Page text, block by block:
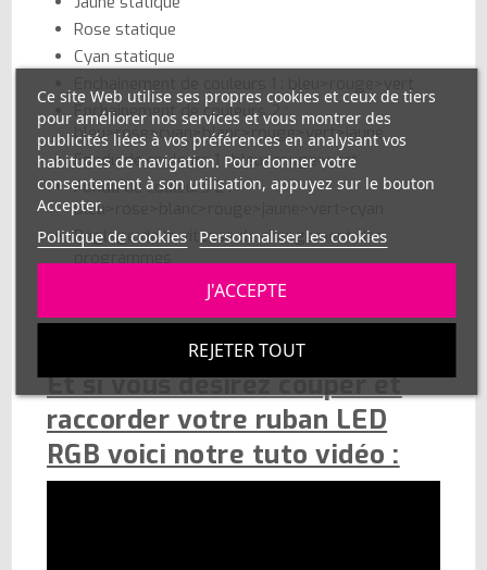
Rose statique
Cyan statique
Enchainement de couleurs 2 :
bleu>rose>cyan>blanc>rouge>vert>jaune
Fondu de couleurs 1 : bleu>rouge>vert
Fondu de couleurs 2 :
bleu>rose>blanc>rouge>jaune>vert>cyan
Réglage de la vitesse de changement des
Bouton "Pause" qui vous permet d'arrêter un
enchainement, ou un fondu, sur la teinte voulue
Et si vous désirez couper et
raccorder votre ruban LED
RGB voici notre tuto vidéo :
Ce site Web utilise ses propres cookies et ceux de tiers
pour améliorer nos services et vous montrer des
publicités liées à vos préférences en analysant vos
habitudes de navigation. Pour donner votre
consentement à son utilisation, appuyez sur le bouton
Accepter.
Politique de cookies Personnaliser les cookies
REJETER TOUT
J'ACCEPTE